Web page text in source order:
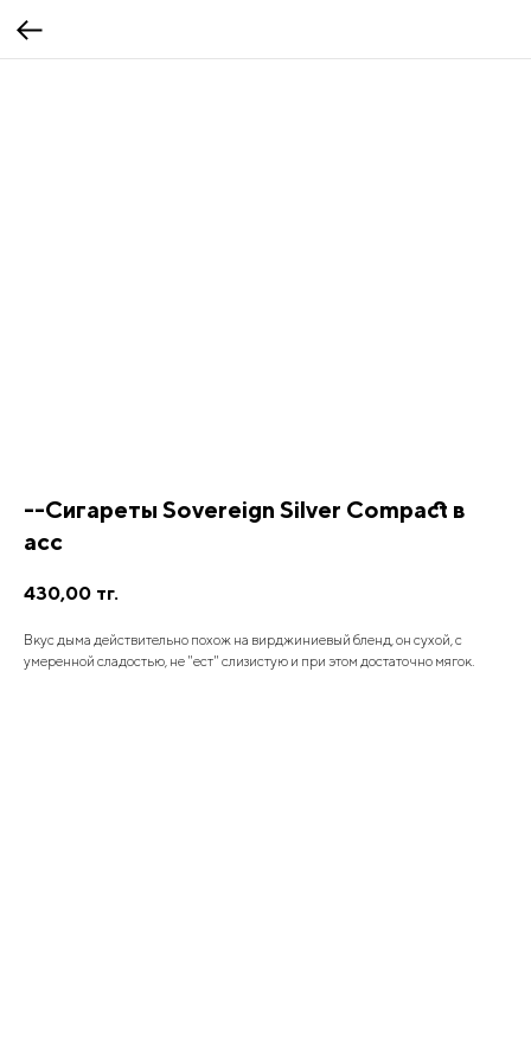
--Сигареты Sovereign Silver Compact в
асс
430,00 тг.
Вкус дыма действительно похож на вирджиниевый бленд, он сухой, с
умеренной сладостью, не "ест" слизистую и при этом достаточно мягок.